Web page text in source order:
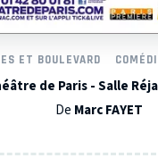
ET BOULEVARD
de Paris - Salle
De Marc FAYET